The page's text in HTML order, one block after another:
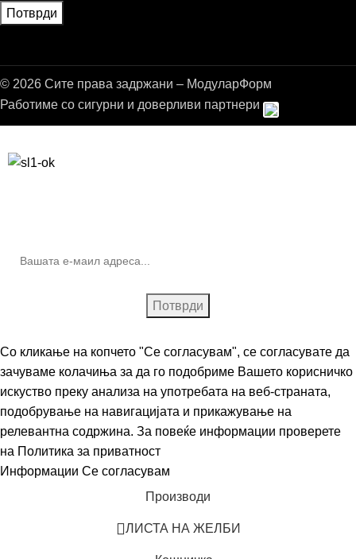
© 2026 Сите права задржани – МодуларФорм
Работиме со сигурни и доверливи партнери
Со кликање на копчето "Се согласувам", се согласувате да
зачуваме колачиња за да го подобриме Вашето корисничко
искуство преку анализа на употребата на веб-страната,
подобрување на навигацијата и прикажување на
релевантна содржина. За повеќе информации проверете
на Политика за приватност
Информации Се согласувам
Производи
ЛИСТА НА ЖЕЛБИ